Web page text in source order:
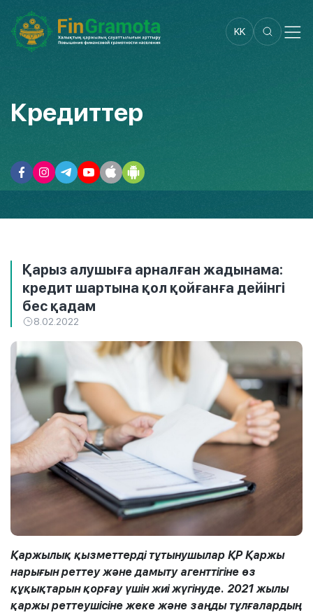
KK
Кредиттер
Қарыз алушыға арналған жадынама:
кредит шартына қол қойғанға дейінгі
бес қадам
8.02.2022
Қаржылық қызметтерді тұтынушылар ҚР Қаржы
нарығын реттеу және дамыту агенттігіне өз
құқықтарын қорғау үшін жиі жүгінуде. 2021 жылы
қаржы реттеушісіне жеке және заңды тұлғалардың